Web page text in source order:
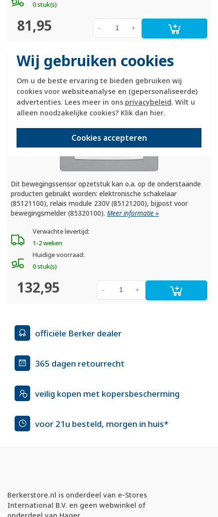
Wij gebruiken cookies
Om u de beste ervaring te bieden gebruiken wij
cookies voor websiteanalyse en (gepersonaliseerde)
advertenties. Lees meer in ons privacybeleid. Wilt u
alleen noodzakelijke cookies? Klik dan hier.
Cookies accepteren
0 stuk(s)
81,95 +
-
Berker bewegingsmelder opzetstuk 2,2m
comfort Q1/Q3/Q7 aluminium (85342224)
Dit bewegingssensor opzetstuk kan o.a. op de onderstaande
producten gebruikt worden: elektronische schakelaar
(85121100), relais module 230V (85121200), bijpost voor
bewegingsmelder (85320100).Meer informatie »
Verwachte levertijd:
1-2 weken
Huidige voorraad:
0 stuk(s)
132,95 +
-
officiële Berker dealer
365 dagen retourrecht
veilig kopen met kopersbescherming
voor 21u besteld, morgen in huis*
Berkerstore.nl is onderdeel van e-Stores
International B.V. en geen webwinkel of